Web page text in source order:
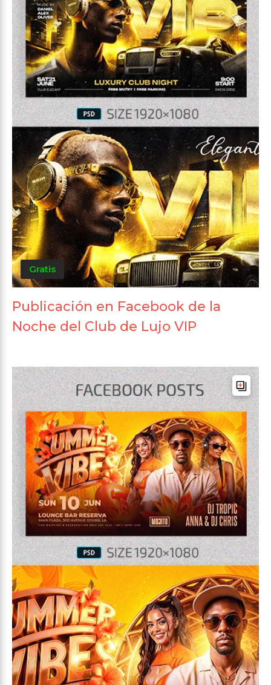
Gratis
Publicación en Facebook de la
Noche del Club de Lujo VIP